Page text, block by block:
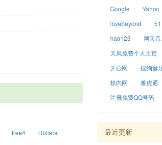
free4
Dollars
Google
Yahoo
lovebeyond
51
hao123
网天
天风免费个人主页
开心网
搜狗音
校内网
雅虎通
注册免费QQ号码
最近更新